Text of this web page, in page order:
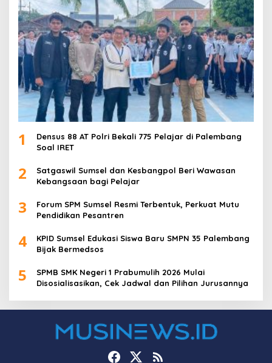
1
Densus 88 AT Polri Bekali 775 Pelajar di Palembang
Soal IRET
2
Satgaswil Sumsel dan Kesbangpol Beri Wawasan
Kebangsaan bagi Pelajar
3
Forum SPM Sumsel Resmi Terbentuk, Perkuat Mutu
Pendidikan Pesantren
4
KPID Sumsel Edukasi Siswa Baru SMPN 35 Palembang
Bijak Bermedsos
5
SPMB SMK Negeri 1 Prabumulih 2026 Mulai
Disosialisasikan, Cek Jadwal dan Pilihan Jurusannya